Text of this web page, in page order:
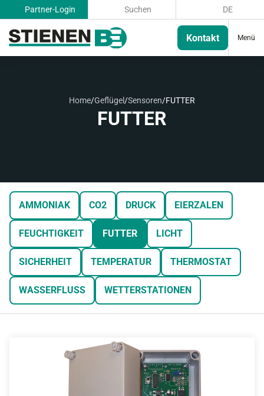
Partner-Login Suchen DE
Kontakt Menü
Home/Geflügel /Sensoren/FUTTER
FUTTER
AMMONIAK CO2 DRUCK EIERZALEN
FEUCHTIGKEIT FUTTER LICHT
SICHERHEIT TEMPERATUR THERMOSTAT
WASSERFLUSS WETTERSTATIONEN